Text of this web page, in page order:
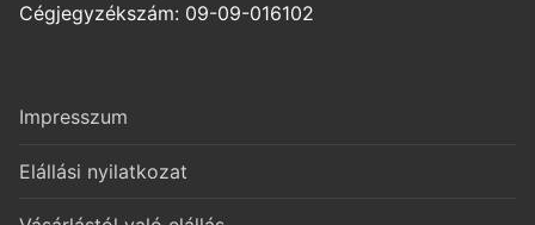
Cégjegyzékszám: 09-09-016102
Impresszum
Elállási nyilatkozat